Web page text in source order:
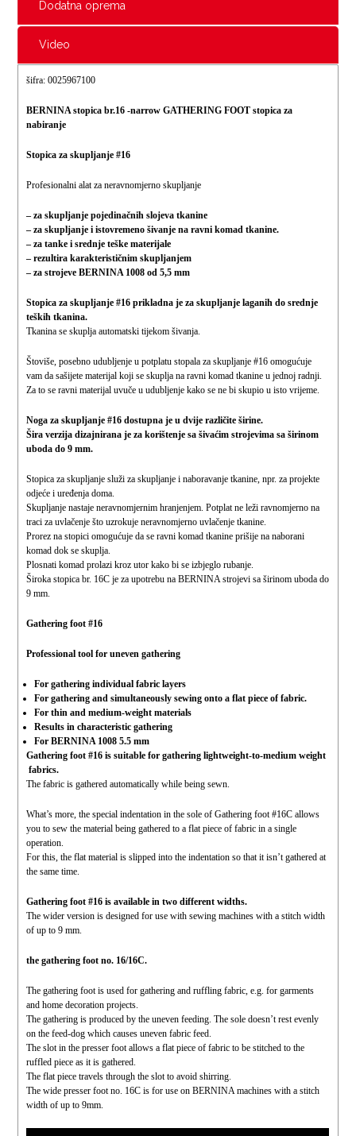
Dodatna oprema
Video
šifra: 0025967100
BERNINA stopica br.16-narrowGATHERING FOOTstopica za
nabiranje
Stopica za skupljanje #16
Profesionalni alat za neravnomjerno skupljanje
– za skupljanje pojedinačnih slojeva tkanine
– za skupljanje i istovremeno šivanje na ravni komad tkanine.
– za tanke i srednje teške materijale
– rezultira karakterističnim skupljanjem
– za strojeve BERNINA 1008 od 5,5 mm
Stopica za skupljanje #16 prikladna je za skupljanje laganih do srednje
teških tkanina.
Tkanina se skuplja automatski tijekom šivanja.
Štoviše, posebno udubljenje u potplatu stopala za skupljanje #16 omogućuje
vam da sašijete materijal koji se skuplja na ravni komad tkanine u jednoj radnji.
Za to se ravni materijal uvuče u udubljenje kako se ne bi skupio u isto vrijeme.
Noga za skupljanje #16 dostupna je u dvije različite širine.
Šira verzija dizajnirana je za korištenje sa šivaćim strojevima sa širinom
uboda do 9 mm.
Stopica za skupljanje služi za skupljanje i naboravanje tkanine, npr. za projekte
odjeće i uređenja doma.
Skupljanje nastaje neravnomjernim hranjenjem. Potplat ne leži ravnomjerno na
traci za uvlačenje što uzrokuje neravnomjerno uvlačenje tkanine.
Prorez na stopici omogućuje da se ravni komad tkanine prišije na naborani
komad dok se skuplja.
Plosnati komad prolazi kroz utor kako bi se izbjeglo rubanje.
Široka stopica br. 16C je za upotrebu na BERNINA strojevi sa širinom uboda do
9 mm.
Gathering foot #16
Professional tool for uneven gathering
For gathering individual fabric layers
For gathering and simultaneously sewing onto a flat piece of fabric.
For thin and medium-weight materials
Results in characteristic gathering
For BERNINA 1008 5.5 mm
Gathering foot #16 is suitable for gathering lightweight-to-medium weight
fabrics.
The fabric is gathered automatically while being sewn.
What’s more, the special indentation in the sole of Gathering foot #16C allows
you to sew the material being gathered to a flat piece of fabric in a single
operation.
For this, the flat material is slipped into the indentation so that it isn’t gathered at
the same time.
Gathering foot #16 is available in two different widths.
The wider version is designed for use with sewing machines with a stitch width
of up to 9 mm.
the gathering foot no. 16/16C.
The gathering foot is used for gathering and ruffling fabric, e.g. for garments
and home decoration projects.
The gathering is produced by the uneven feeding. The sole doesn’t rest evenly
on the feed-dog which causes uneven fabric feed.
The slot in the presser foot allows a flat piece of fabric to be stitched to the
ruffled piece as it is gathered.
The flat piece travels through the slot to avoid shirring.
The wide presser foot no. 16C is for use on BERNINA machines with a stitch
width of up to 9mm.